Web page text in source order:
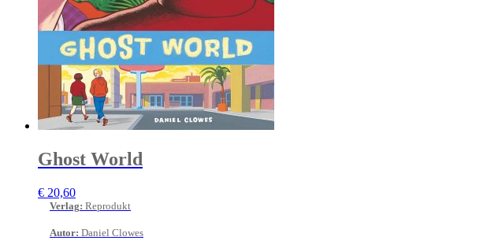
Ghost World
€ 20,60
Verlag: Reprodukt
Autor: Daniel Clowes